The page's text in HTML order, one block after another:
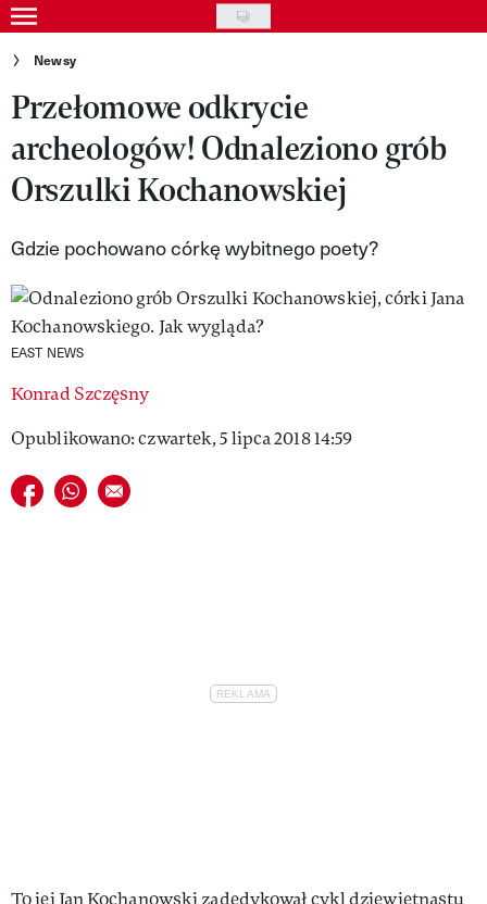
Skip
to
content
Gwiazdy
Ludzie
Moda
Uroda
Styl życia
Kultura
Wideo
VIVA!LIFESTYLE
Newsy
Przełomowe odkrycie
archeologów! Odnaleziono grób
Orszulki Kochanowskiej
Gdzie pochowano córkę wybitnego poety?
EAST NEWS
Konrad Szczęsny
Opublikowano: czwartek, 5 lipca 2018 14:59
Udostępnij na facebook
Udostępnij na whatsapp
E-mail do przyjaciela
To jej Jan Kochanowski zadedykował cykl dziewiętnastu